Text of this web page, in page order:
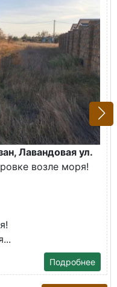
Лавандовая ул.
возле моря!
Подробнее